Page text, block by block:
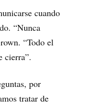
cuando
“Nunca
“Todo el
cierra”.
por
tratar de